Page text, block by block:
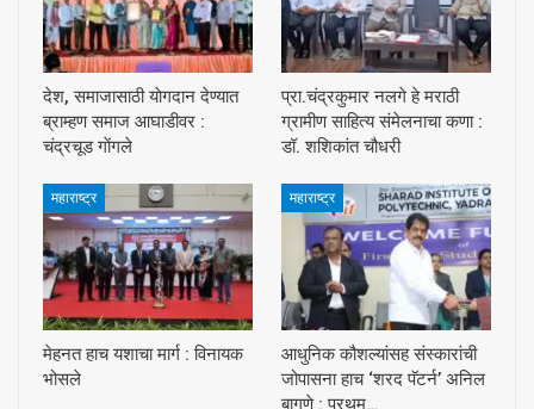
देश, समाजासाठी याेगदान देण्यात
ब्राम्हण समाज आघाडीवर :
चंद्रचूड गाेंगले
प्रा.चंद्रकुमार नलगे हे मराठी
ग्रामीण साहित्य संमेलनाचा कणा :
डॉ. शशिकांत चौधरी
महाराष्ट्र
मेहनत हाच यशाचा मार्ग : विनायक
भोसले
महाराष्ट्र
आधुनिक कौशल्यांसह संस्कारांची
जोपासना हाच ‘शरद पॅटर्न’ अनिल
बागणे : प्रथम…